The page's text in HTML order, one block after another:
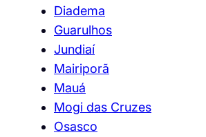
Diadema
Guarulhos
Jundiaí
Mairiporã
Mauá
Mogi das Cruzes
Osasco